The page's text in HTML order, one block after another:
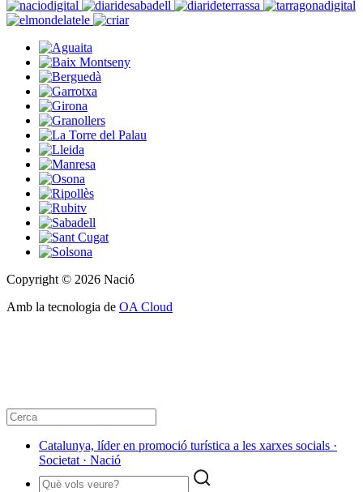
Copyright © 2026 Nació
Amb la tecnologia de OA Cloud
Catalunya, líder en promoció turística a les xarxes socials ·
Societat · Nació